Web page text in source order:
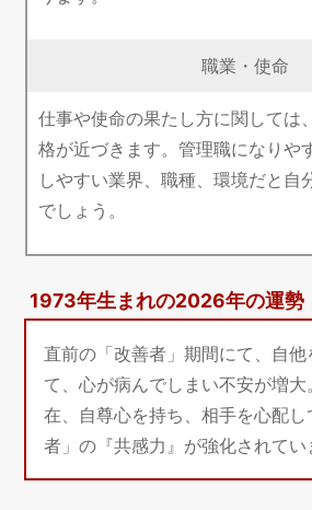
職業・使命
仕事や使命の果たし方に関しては
格が近づきます。管理職になりや
しやすい業界、職種、環境だと自
でしょう。
1973年生まれの2026年の運勢
直前の「改善者」期間にて、自
て、心が病んでしまい不安が増大
在、自尊心を持ち、相手を心配
者」の『共感力』が強化されてい